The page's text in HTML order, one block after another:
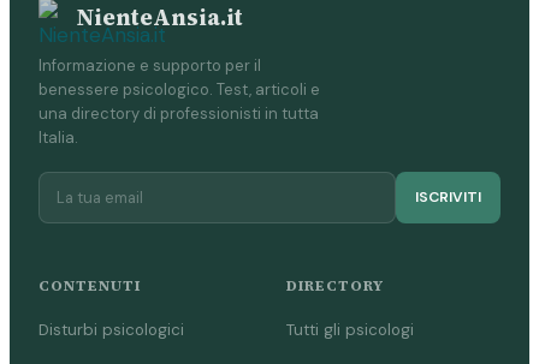
NienteAnsia.it
Informazione e supporto per il
benessere psicologico. Test, articoli e
una directory di professionisti in tutta
Italia.
ISCRIVITI
CONTENUTI
Disturbi psicologici
DIRECTORY
Tutti gli psicologi